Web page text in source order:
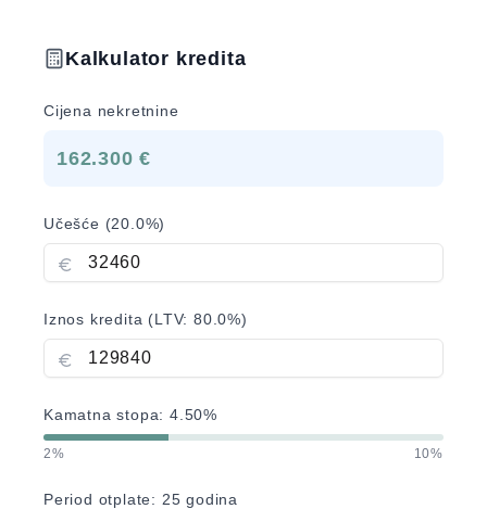
Kalkulator kredita
Cijena nekretnine
162.300 €
Učešće (20.0%)
Iznos kredita (LTV:80.0%)
Kamatna stopa:4.50%
2% 10%
Period otplate: 25 godina